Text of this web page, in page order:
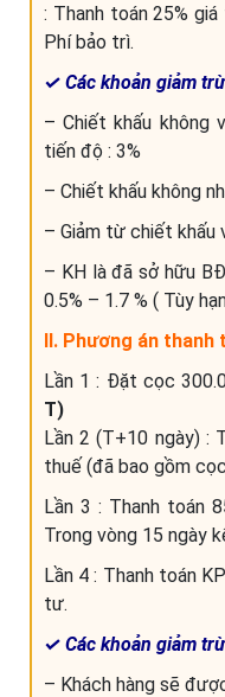
: Thanh toán 25%
Phí bảo trì.
✓ Các khoản giảm
– Chiết khấu không
tiến độ : 3%
– Chiết khấu không
– Giảm từ chiết khấu
– KH là đã sở hữu
0.5% – 1.7 % ( Tùy
II. Phương án thanh
Lần 1 : Đặt cọc
T)
Lần 2 (T+10 ngày) :
thuế (đã bao gồm
Lần 3 : Thanh toán
Trong vòng 15 ngày
Lần 4 : Thanh toán
tư.
✓ Các khoản giảm
– Khách hàng sẽ